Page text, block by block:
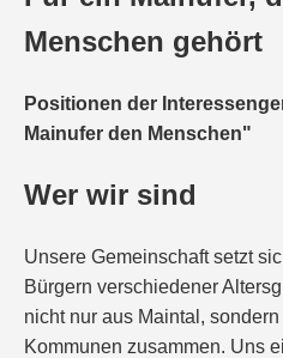
Menschen gehört
Positionen der
Mainufer den Menschen"
Wer wir sind
Unsere Gemeinschaft setzt
Bürgern verschiedener
nicht nur aus Maintal,
Kommunen zusammen. Uns